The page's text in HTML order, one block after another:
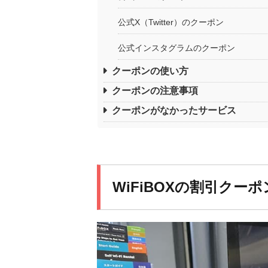
公式X（Twitter）のクーポン
公式インスタグラムのクーポン
クーポンの使い方
クーポンの注意事項
クーポンがなかったサービス
WiFiBOXの割引クーポ